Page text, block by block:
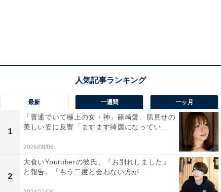
最新 一週間 一ヶ月
1
「普通でいて極上の女・神」篠崎愛、肌見せの
美しい姿に反響「ますます綺麗になってい...
2026/08/06
2
大食いYoutuberの彼氏、『お別れしました』
と報告。「もう二度と会わない方が...